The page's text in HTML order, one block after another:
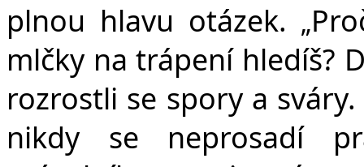
plnou hlavu otázek. „
mlčky na trápení hledíš?
rozrostli se spory a
nikdy se neprosadí